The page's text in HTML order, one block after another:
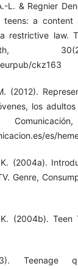
L. & Regnier
a content
restrictive law.
ckz163
(2012).
los
es/
(2004a).
Genre,
(2004b). Teen
Teenage